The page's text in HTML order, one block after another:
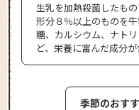
生乳を加熱殺菌したも
形分８％以上のものを
糖、カルシウム、ナト
ど、栄養に富んだ成分が
季節のおす